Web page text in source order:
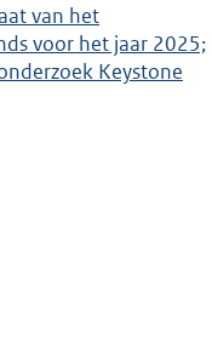
van het
voor het jaar 2025;
Keystone